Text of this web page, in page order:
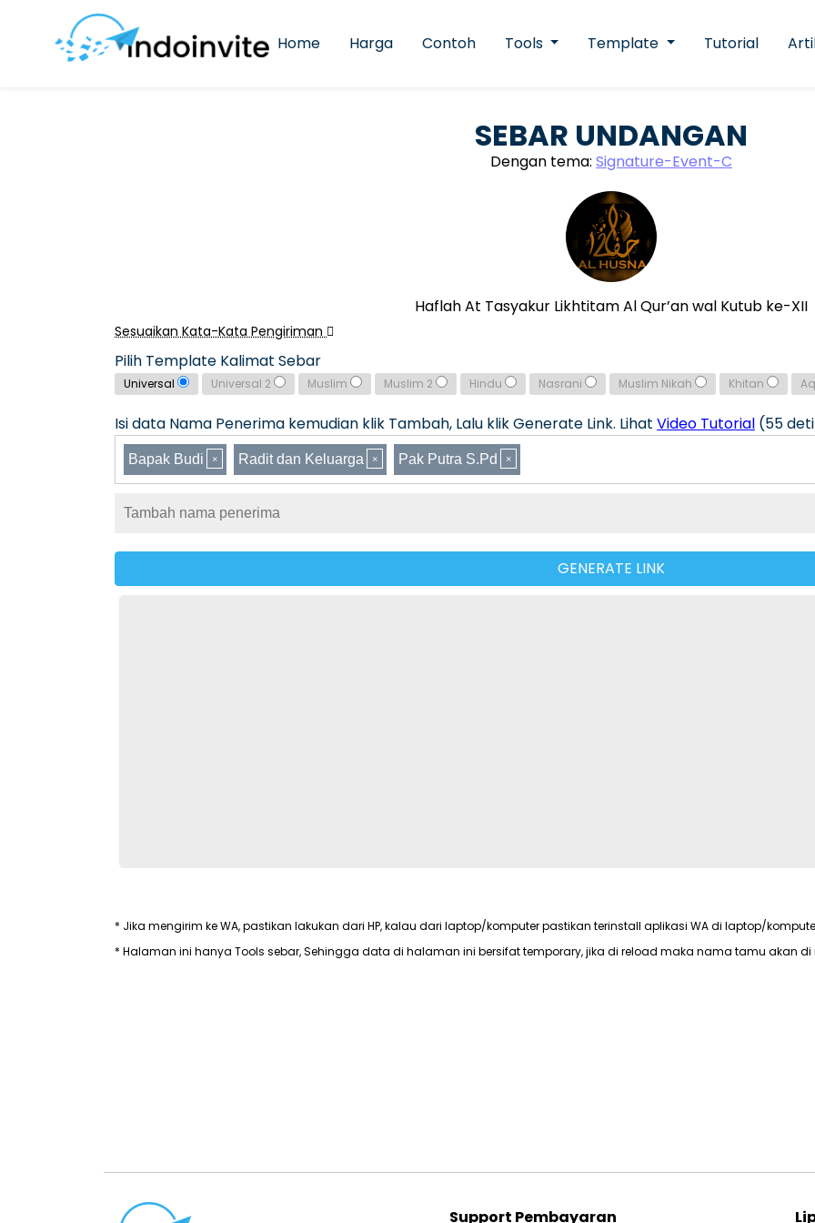
Home Harga Contoh Tools Template Tutorial
SEBAR UNDANGAN
Dengan tema: Signature-Event-C
Haflah At Tasyakur Likhtitam Al Qur’an wal Kutub ke-XII
Sesuaikan Kata-Kata Pengiriman
Pilih Template Kalimat Sebar
Universal Universal 2 Muslim Muslim 2 Hindu Nasrani Muslim Nikah Khitan
Isi data Nama Penerima kemudian klik Tambah, Lalu klik Generate Link. Lihat Video Tutorial (55
Bapak Budi Radit dan Keluarga Pak Putra S.Pd
GENERATE LINK
* Jika mengirim ke WA, pastikan lakukan dari HP, kalau dari laptop/komputer pastikan terinstall aplikasi WA di laptop/
* Halaman ini hanya Tools sebar, Sehingga data di halaman ini bersifat temporary, jika di reload maka nama tamu akan di
Support Pembayaran